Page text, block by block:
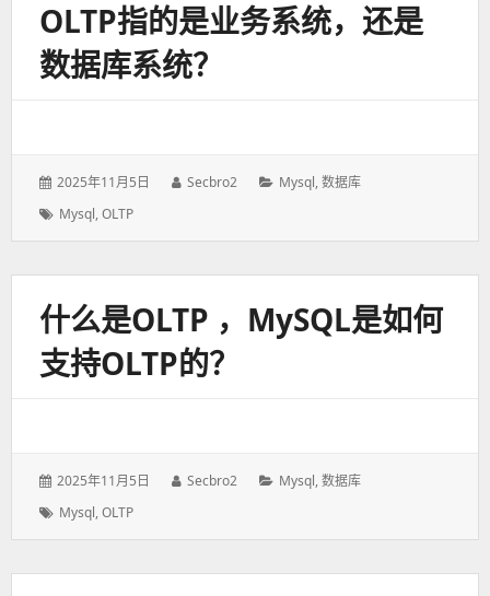
OLTP指的是业务系统，还是
数据库系统？
发
于：
2025年11月5日
作
Secbro2
分
Mysql,数据库
标
Mysql,OLTP
什么是OLTP ，MySQL是如何
支持OLTP的？
发
于：
2025年11月5日
作
Secbro2
分
Mysql,数据库
标
Mysql,OLTP